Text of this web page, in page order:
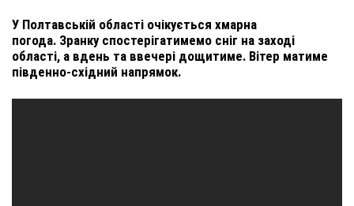
У Полтавській області очікується хмарна
погода. Зранку спостерігатимемо сніг на заході
області, а вдень та ввечері дощитиме. Вітер матиме
південно-східний напрямок.